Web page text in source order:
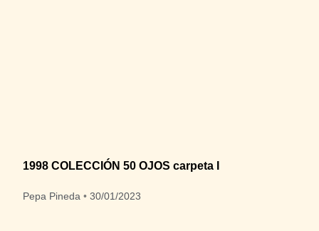
1998 COLECCIÓN 50 OJOS carpeta I
Pepa Pineda 30/01/2023